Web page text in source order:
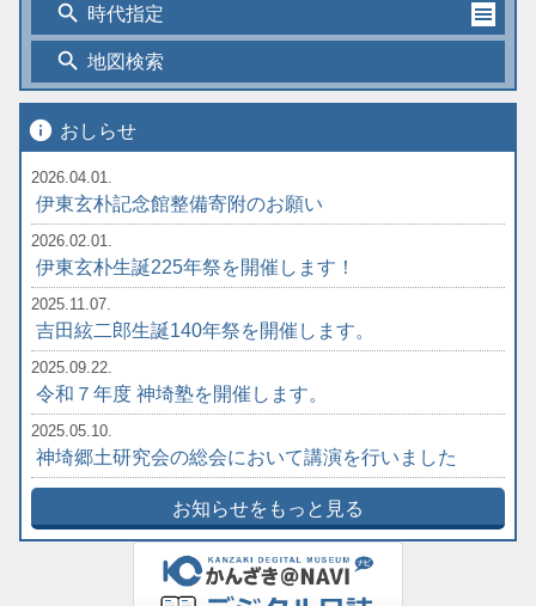
search 時代指定
search 地図検索
info おしらせ
2026.04.01.
伊東玄朴記念館整備寄附のお願い
2026.02.01.
伊東玄朴生誕225年祭を開催します！
2025.11.07.
吉田絃二郎生誕140年祭を開催します。
2025.09.22.
令和７年度 神埼塾を開催します。
2025.05.10.
神埼郷土研究会の総会において講演を行いました
お知らせをもっと見る